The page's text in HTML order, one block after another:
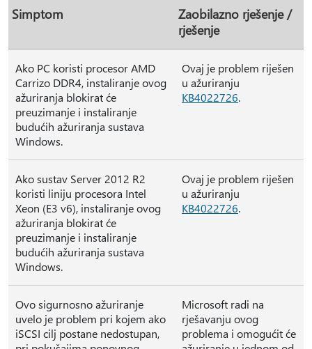
Simptom
Zaobilazno rješenje /
rješenje
Ako PC koristi procesor AMD
Carrizo DDR4, instaliranje ovog
ažuriranja blokirat će
preuzimanje i instaliranje
budućih ažuriranja sustava
Windows.
Ovaj je problem riješen
u ažuriranju
KB4022726.
Ako sustav Server 2012 R2
koristi liniju procesora Intel
Xeon (E3 v6), instaliranje ovog
ažuriranja blokirat će
preuzimanje i instaliranje
budućih ažuriranja sustava
Windows.
Ovaj je problem riješen
u ažuriranju
KB4022726.
Ovo sigurnosno ažuriranje
uvelo je problem pri kojem ako
iSCSI cilj postane nedostupan,
Microsoft radi na
rješavanju ovog
problema i omogućit će